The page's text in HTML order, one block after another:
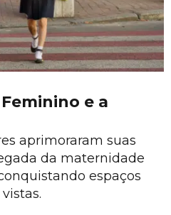
e a
aprimoraram suas
da maternidade
espaços